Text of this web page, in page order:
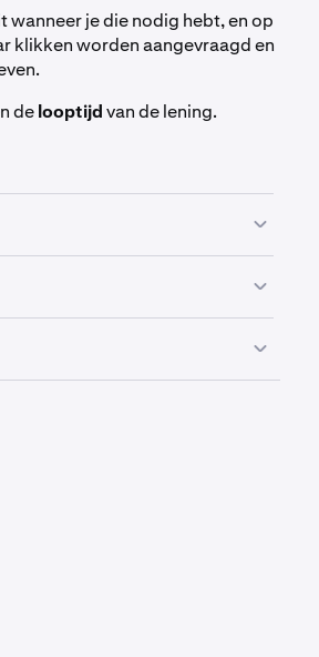
je die nodig hebt, en op
klikken worden aangevraagd en
delooptijdvan de lening.
Pro op
sluiten we een
is.
Kraken Pro-app. Tik